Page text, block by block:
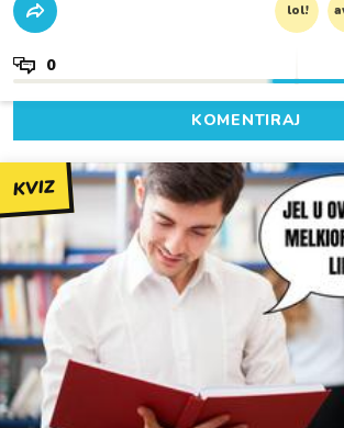
lol!
0
KOMENTIRAJ
KVIZ